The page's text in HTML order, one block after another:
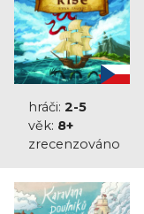
hráči: 2-5
věk: 8+
zrecenzováno